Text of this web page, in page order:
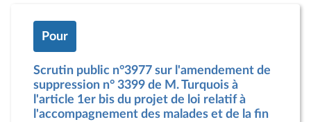
Pour
Scrutin public n°3977 sur l'amendement de
suppression n° 3399 de M. Turquois à
l'article 1er bis du projet de loi relatif à
l'accompagnement des malades et de la fin